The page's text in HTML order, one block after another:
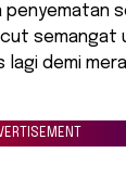
penyematan
semangat
demi